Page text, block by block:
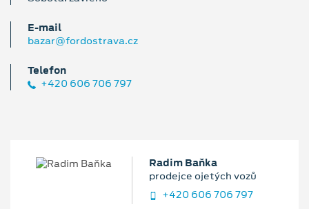
E‑mail
bazar@fordostrava.cz
Telefon
+420 606 706 797
Radim Baňka
prodejce ojetých vozů
+420 606 706 797